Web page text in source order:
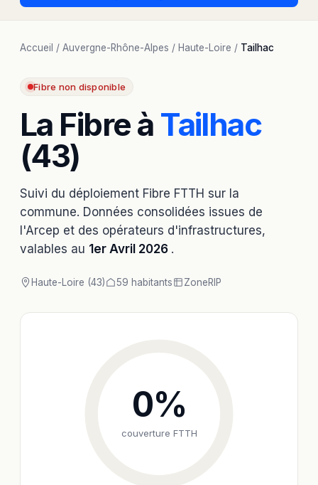
Accueil / Auvergne-Rhône-Alpes / Haute-Loire / Tailhac
Fibre non disponible
La Fibre à Tailhac
(43)
Suivi du déploiement Fibre FTTH sur la
commune. Données consolidées issues de
l'Arcep et des opérateurs d'infrastructures,
valables au 1er Avril 2026 .
Haute-Loire (43) 59 habitants ZoneRIP
0%
couverture FTTH